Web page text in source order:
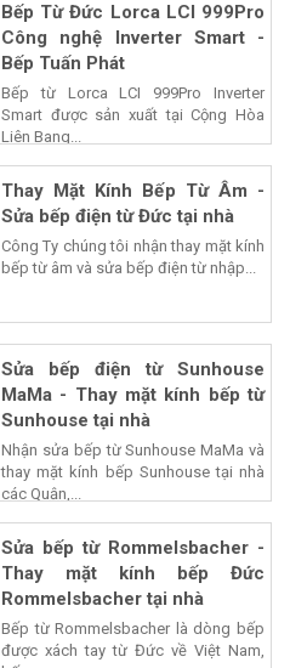
Bếp Từ Đức Lorca LCI 999Pro
Công nghệ Inverter Smart -
Bếp Tuấn Phát
Bếp từ Lorca LCI 999Pro Inverter
Smart được sản xuất tại Cộng Hòa
Liên Bang...
Thay Mặt Kính Bếp Từ Âm -
Sửa bếp điện từ Đức tại nhà
Công Ty chúng tôi nhận thay mặt kính
bếp từ âm và sửa bếp điện từ nhập...
Sửa bếp điện từ Sunhouse
MaMa - Thay mặt kính bếp từ
Sunhouse tại nhà
Nhận sửa bếp từ Sunhouse MaMa và
thay mặt kính bếp Sunhouse tại nhà
các Quận,...
Sửa bếp từ Rommelsbacher -
Thay mặt kính bếp Đức
Rommelsbacher tại nhà
Bếp từ Rommelsbacher là dòng bếp
được xách tay từ Đức về Việt Nam,